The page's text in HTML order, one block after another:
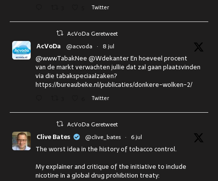
Twitter
AcVoDa Geretweet
AcVoDa @acvoda · 8 jul
@wwwTabakNee @Wdekanter En hoeveel procent
van de markt verwachten jullie dat zal gaan plaatsvinden
via die tabakspeciaalzaken?
https://bureaubeke.nl/publicaties/donkere-wolken-2/
Twitter
AcVoDa Geretweet
Clive Bates @clive_bates · 6 jul
The worst idea in the history of tobacco control.
My explainer and critique of the initiative to include
nicotine in a global drug prohibition treaty: